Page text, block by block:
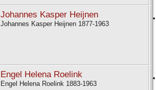
Johannes Kasper Heijnen
Johannes Kasper Heijnen 1877-1963
Engel Helena Roelink
Engel Helena Roelink 1883-1963